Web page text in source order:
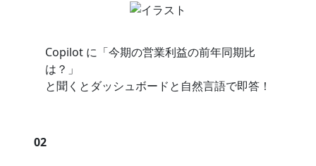
Copilot に「今期の営業利益の前年同期比
は？」
と聞くとダッシュボードと自然言語で即答！
02